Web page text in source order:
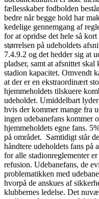
fællesskaber fodbolden
bedre når begge hold har
kedelige gennemgang af
for at opridse det hele så
størrelsen på udeholdets
7.4.9.2 og det hedder sig at
pladser, samt at afsnittet
stadion kapacitet. Omvendt
at der er en ekstraordinært
hjemmeholdets tilskuere
udeholdet. Umiddelbart
hvis der kommer mange fra
ingen udebanefans kommer
hjemmeholdets egne fans.
på området. Samtidigt står
håndtere udeholdets fans på
for alle stadionreglementer
refusion. Udebanefans, de
problematikken med
hvorpå de anskues af
klubbernes ledelse. Det